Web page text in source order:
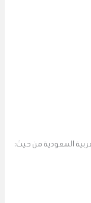
السعودية من حيث: